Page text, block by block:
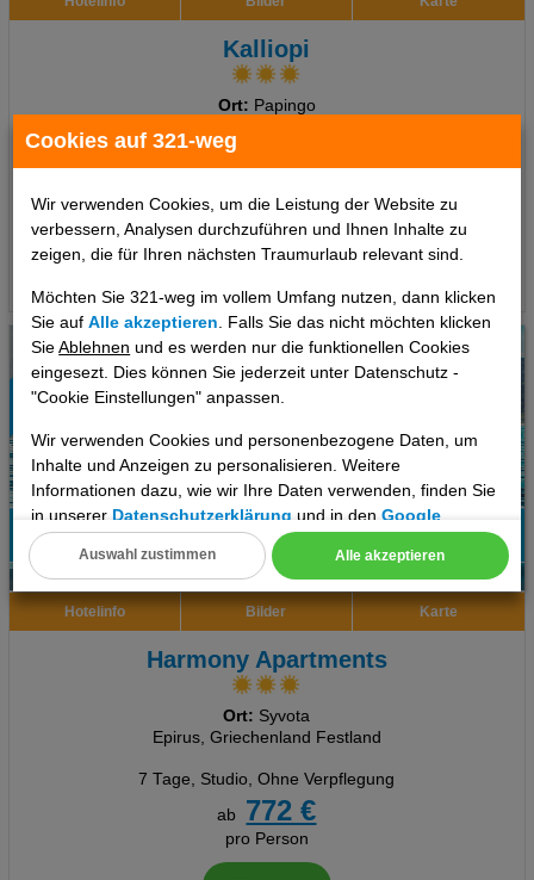
Cookies auf 321-weg
Wir verwenden Cookies, um die Leistung der Website zu
verbessern, Analysen durchzuführen und Ihnen Inhalte zu
zeigen, die für Ihren nächsten Traumurlaub relevant sind.
Möchten Sie 321-weg im vollem Umfang nutzen, dann klicken
Sie aufAlle akzeptieren . Falls Sie das nicht möchten klicken
SieAblehnen und es werden nur die funktionellen Cookies
eingesezt. Dies können Sie jederzeit unter Datenschutz -
"Cookie Einstellungen" anpassen.
Wir verwenden Cookies und personenbezogene Daten, um
Inhalte und Anzeigen zu personalisieren. Weitere
Informationen dazu, wie wir Ihre Daten verwenden, finden Sie
in unsererDatenschutzerklärung und in denGoogle
Datenschutz- und Nutzungsbedingungen
Cookie Einstellungen
Social Media Cookies
Alle akzeptieren
Auswahl zustimmen
Kalliopi
Ort: Papingo
7 Tage, Doppelzimmer, Frühstück
ab 770 €
pro Person
Hotelinfo Bilder Karte
Harmony Apartments
Ort: Syvota
Epirus, Griechenland Festland
7 Tage, Studio, Ohne Verpflegung
ab
772 €
pro Person